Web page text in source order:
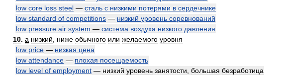
low core loss steel — сталь с низкими потерями в сердечнике
low standard of competitions — низкий уровень соревнований
low pressure air system — система воздуха низкого давления
10. a низкий ниже обычного или желаемого уровня
low price — низкая цена
low attendance — плохая посещаемость
low level of employment — низкий уровень занятости большая безработица